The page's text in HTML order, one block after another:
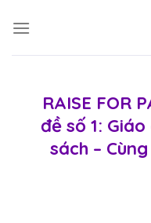
RAISE FOR
đề số 1:
sách –